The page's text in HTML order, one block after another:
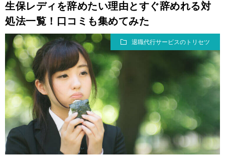
生保レディを辞めたい理由とすぐ辞めれる対
処法一覧！口コミも集めてみた
退職代行サービスのトリセツ